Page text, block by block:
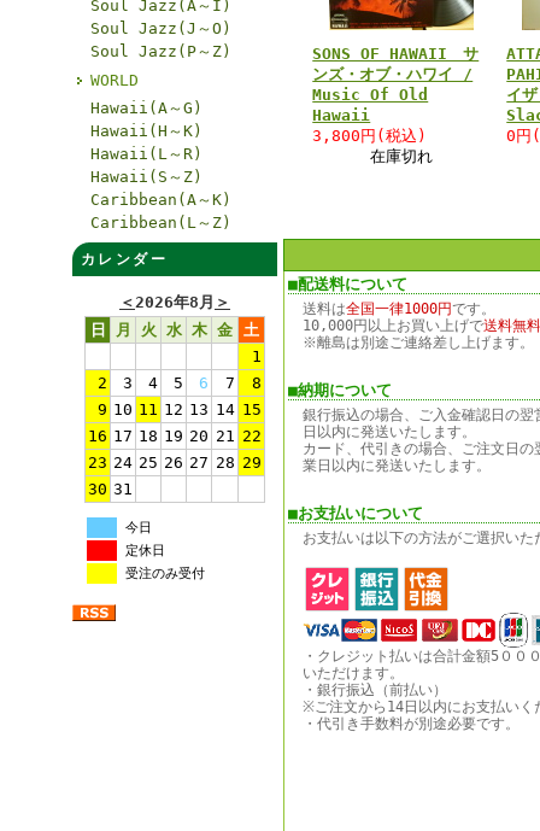
Soul Jazz(A～I)
Soul Jazz(J～O)
Soul Jazz(P～Z)
WORLD
Hawaii(A～G)
Hawaii(H～K)
Hawaii(L～R)
Hawaii(S～Z)
Caribbean(A～K)
Caribbean(L～Z)
カレンダー
＜2026年8月 ＞
日
月 火 水 木 金 土
1
2
3 4 5 6 7
8
9 10 11 12 13 14 15
16 17 18 19 20 21 22
23 24 25 26 27 28 29
30 31
今日
定休日
受注のみ受付
SONS OF HAWAII サ
ンズ・オブ・ハワイ /
Music Of Old
Hawaii
3,800円(税込)
在庫切れ
イ
0円
■配送料について
送料は全国一律1000円です。
10,000円以上お買い上げで送料無
※離島は別途ご連絡差し上げます。
■納期について
銀行振込の場合、ご入金確認日の翌
日以内に発送いたします。
カード、代引きの場合、ご注文日の
業日以内に発送いたします。
■お支払いについて
お支払いは以下の方法がご選択いた
・クレジット払いは合計金額5００
いただけます。
・銀行振込（前払い）
※ご注文から14日以内にお支払いく
・代引き手数料が別途必要です。